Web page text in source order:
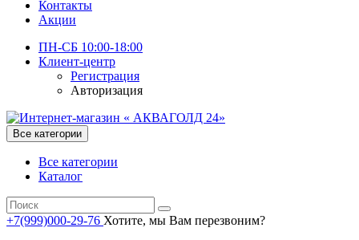
Контакты
Акции
ПН-СБ 10:00-18:00
Клиент-центр
Регистрация
Авторизация
Все категории
Все категории
Каталог
+7(999)000-29-76 Хотите, мы Вам перезвоним?